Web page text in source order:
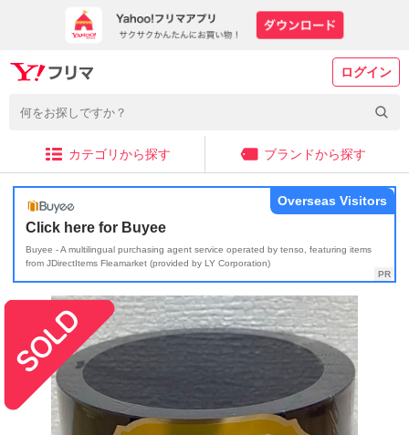
ログイン
カテゴリから探す ブランドから探す
Click here for Buyee
Buyee - A multilingual purchasing agent service operated by tenso, featuring items
from JDirectItems Fleamarket (provided by LY Corporation)
Overseas Visitors